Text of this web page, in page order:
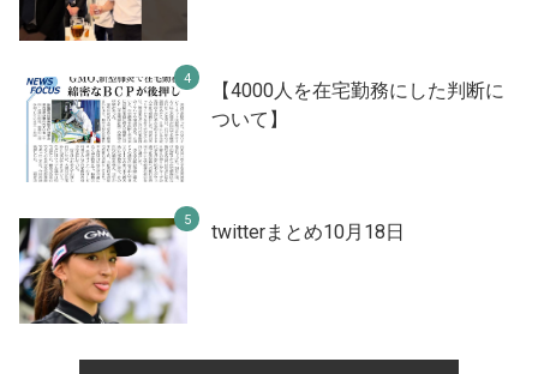
【4000人を在宅勤務にした判断に
ついて】
twitterまとめ10月18日